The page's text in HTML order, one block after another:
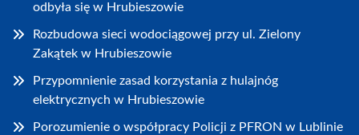
odbyła się w Hrubieszowie
Rozbudowa sieci wodociągowej przy ul. Zielony
Zakątek w Hrubieszowie
Przypomnienie zasad korzystania z hulajnóg
elektrycznych w Hrubieszowie
Porozumienie o współpracy Policji z PFRON w Lublinie